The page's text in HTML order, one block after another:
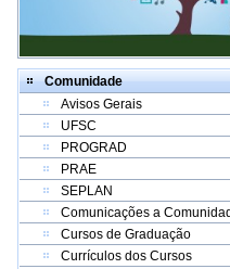
Comunidade
Avisos Gerais
UFSC
PROGRAD
PRAE
SEPLAN
Comunicações a
Cursos de Graduação
Currículos dos Cursos